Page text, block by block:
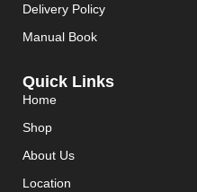
Delivery Policy
Manual Book
Quick Links
Home
Shop
About Us
Location